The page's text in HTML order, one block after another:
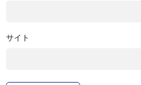
サイト